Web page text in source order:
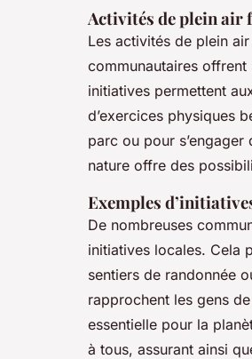
Activités de plein air
Les activités de plein
communautaires offrent
initiatives permettent
d’exercices physiques
parc ou pour
nature offre des
Exemples
De nombreuses
initiatives locales. Cela
sentiers de randonnée
rapprochent les gens
essentielle pour la
à tous, assurant ainsi